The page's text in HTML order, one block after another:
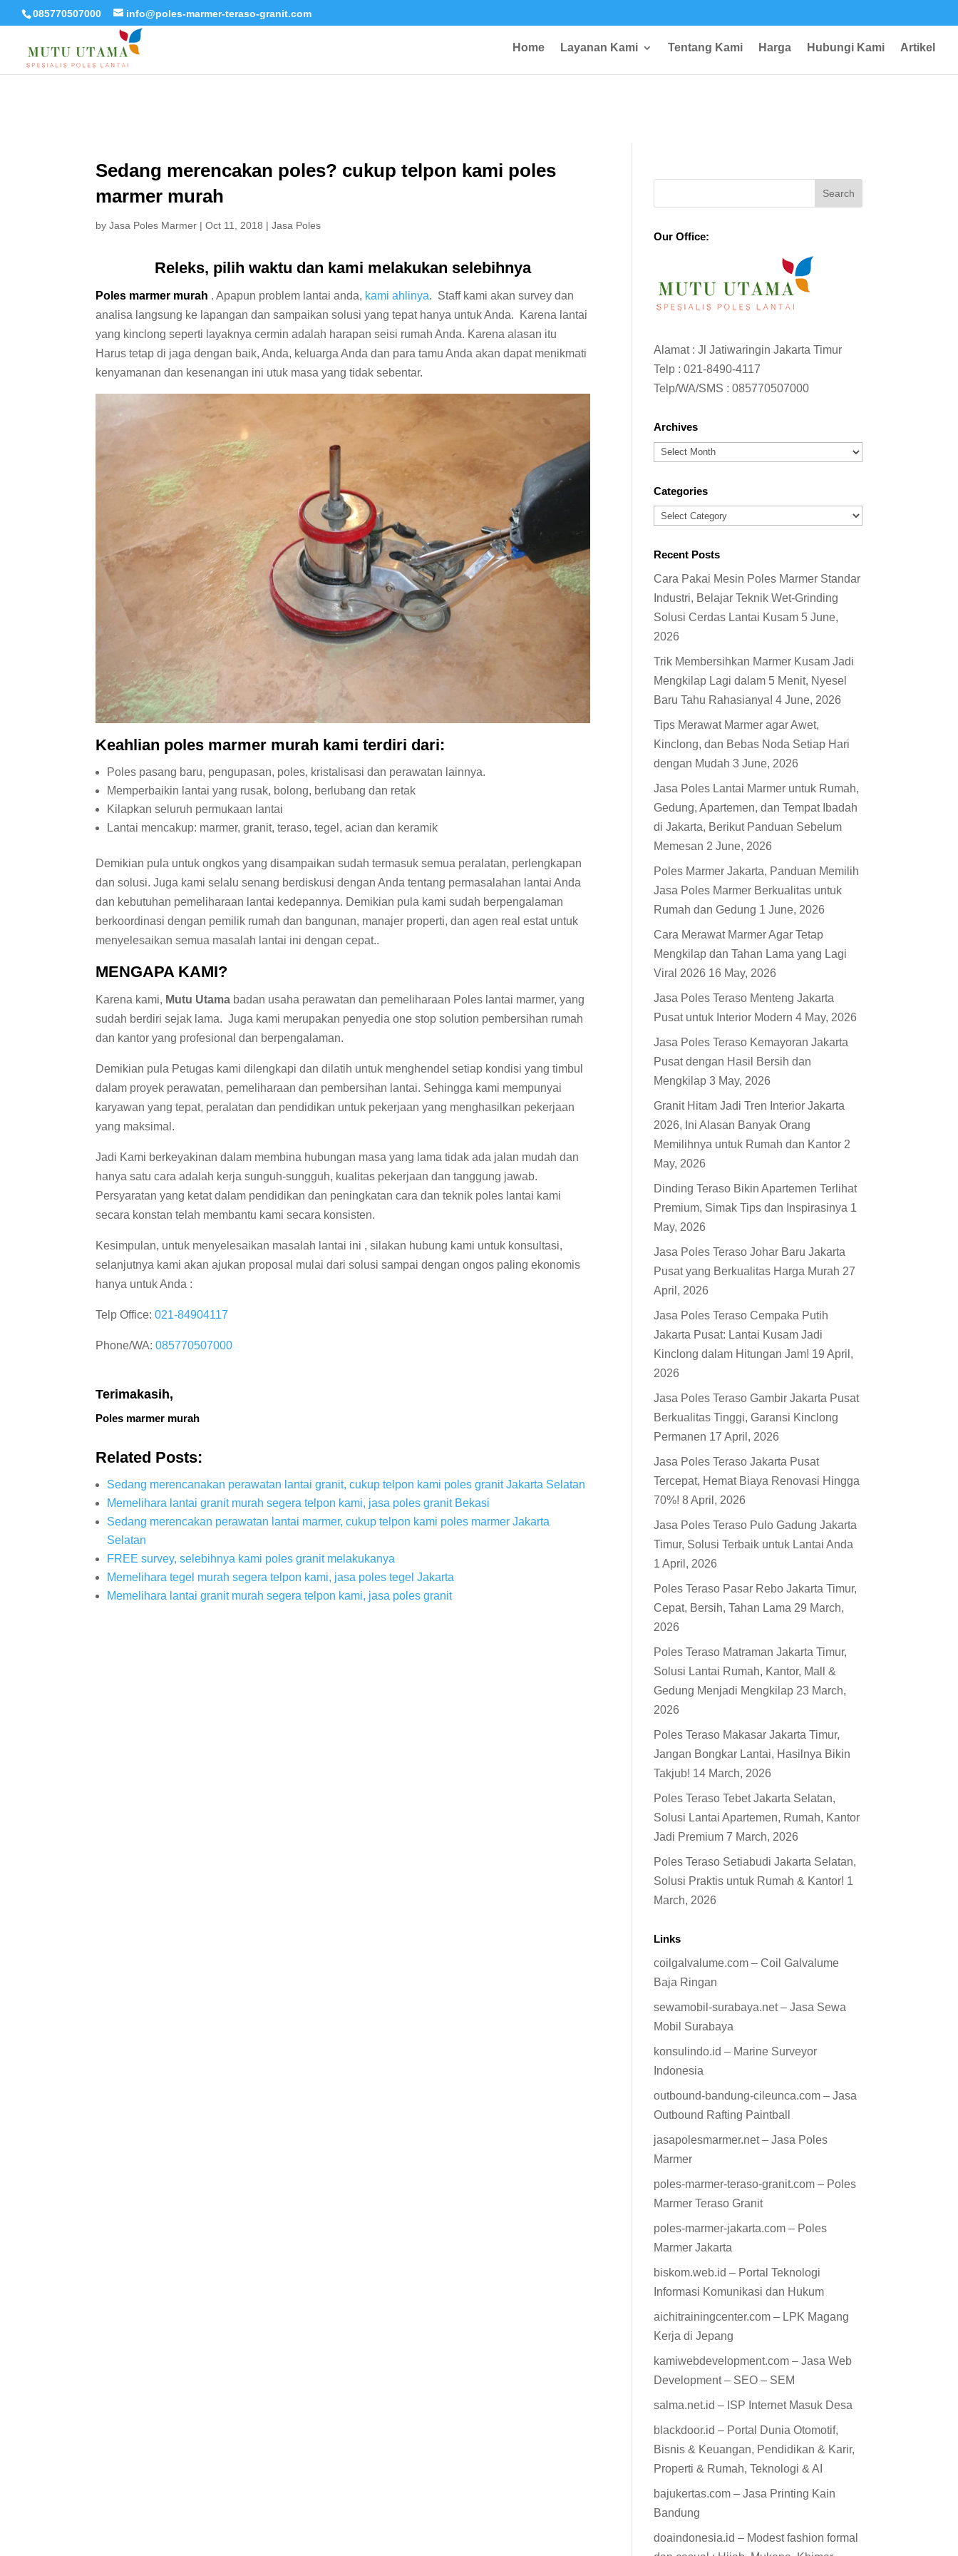
085770507000 info@poles-marmer-teraso-granit.com
Home Layanan Kami Tentang Kami Harga Hubungi Kami Artikel
Sedang merencakan poles? cukup telpon kami poles
marmer murah
byJasa Poles Marmer |Oct 11, 2018 |Jasa Poles
Releks, pilih waktu dan kami melakukan selebihnya
Poles marmer murah . Apapun problem lantai anda, kami ahlinya. Staff kami akan survey dan
analisa langsung ke lapangan dan sampaikan solusi yang tepat hanya untuk Anda. Karena lantai
yang kinclong seperti layaknya cermin adalah harapan seisi rumah Anda. Karena alasan itu
Harus tetap di jaga dengan baik, Anda, keluarga Anda dan para tamu Anda akan dapat menikmati
kenyamanan dan kesenangan ini utuk masa yang tidak sebentar.
Keahlian poles marmer murah kami terdiri dari:
Poles pasang baru, pengupasan, poles, kristalisasi dan perawatan lainnya.
Memperbaikin lantai yang rusak, bolong, berlubang dan retak
Kilapkan seluruh permukaan lantai
Lantai mencakup: marmer, granit, teraso, tegel, acian dan keramik
Demikian pula untuk ongkos yang disampaikan sudah termasuk semua peralatan, perlengkapan
dan solusi. Juga kami selalu senang berdiskusi dengan Anda tentang permasalahan lantai Anda
dan kebutuhan pemeliharaan lantai kedepannya. Demikian pula kami sudah berpengalaman
berkoordinasi dengan pemilik rumah dan bangunan, manajer properti, dan agen real estat untuk
menyelesaikan semua masalah lantai ini dengan cepat..
MENGAPA KAMI?
Karena kami, Mutu Utama badan usaha perawatan dan pemeliharaan Poles lantai marmer, yang
sudah berdiri sejak lama. Juga kami merupakan penyedia one stop solution pembersihan rumah
dan kantor yang profesional dan berpengalaman.
Demikian pula Petugas kami dilengkapi dan dilatih untuk menghendel setiap kondisi yang timbul
dalam proyek perawatan, pemeliharaan dan pembersihan lantai. Sehingga kami mempunyai
karyawan yang tepat, peralatan dan pendidikan untuk pekerjaan yang menghasilkan pekerjaan
yang maksimal.
Jadi Kami berkeyakinan dalam membina hubungan masa yang lama tidak ada jalan mudah dan
hanya satu cara adalah kerja sunguh-sungguh, kualitas pekerjaan dan tanggung jawab.
Persyaratan yang ketat dalam pendidikan dan peningkatan cara dan teknik poles lantai kami
secara konstan telah membantu kami secara konsisten.
Kesimpulan, untuk menyelesaikan masalah lantai ini , silakan hubung kami untuk konsultasi,
selanjutnya kami akan ajukan proposal mulai dari solusi sampai dengan ongos paling ekonomis
hanya untuk Anda :
Telp Office:021-84904117
Phone/WA:085770507000
Terimakasih,
Poles marmer murah
Related Posts:
Sedang merencanakan perawatan lantai granit, cukup telpon kami poles granit Jakarta Selatan
Memelihara lantai granit murah segera telpon kami, jasa poles granit Bekasi
Sedang merencakan perawatan lantai marmer, cukup telpon kami poles marmer Jakarta
Selatan
FREE survey, selebihnya kami poles granit melakukanya
Memelihara tegel murah segera telpon kami, jasa poles tegel Jakarta
Memelihara lantai granit murah segera telpon kami, jasa poles granit
Our Office:
Alamat : Jl Jatiwaringin Jakarta Timur
Telp :021-8490-4117
Telp/WA/SMS :085770507000
Archives
Archives
Categories
Categories
Recent Posts
Cara Pakai Mesin Poles Marmer Standar
Industri, Belajar Teknik Wet-Grinding
Solusi Cerdas Lantai Kusam 5 June,
2026
Trik Membersihkan Marmer Kusam Jadi
Mengkilap Lagi dalam 5 Menit, Nyesel
Baru Tahu Rahasianya! 4 June, 2026
Tips Merawat Marmer agar Awet,
Kinclong, dan Bebas Noda Setiap Hari
dengan Mudah 3 June, 2026
Jasa Poles Lantai Marmer untuk Rumah,
Gedung, Apartemen, dan Tempat Ibadah
di Jakarta, Berikut Panduan Sebelum
Memesan 2 June, 2026
Poles Marmer Jakarta, Panduan Memilih
Jasa Poles Marmer Berkualitas untuk
Rumah dan Gedung 1 June, 2026
Cara Merawat Marmer Agar Tetap
Mengkilap dan Tahan Lama yang Lagi
Viral 2026 16 May, 2026
Jasa Poles Teraso Menteng Jakarta
Pusat untuk Interior Modern 4 May, 2026
Jasa Poles Teraso Kemayoran Jakarta
Pusat dengan Hasil Bersih dan
Mengkilap 3 May, 2026
Granit Hitam Jadi Tren Interior Jakarta
2026, Ini Alasan Banyak Orang
Memilihnya untuk Rumah dan Kantor 2
May, 2026
Dinding Teraso Bikin Apartemen Terlihat
Premium, Simak Tips dan Inspirasinya 1
May, 2026
Jasa Poles Teraso Johar Baru Jakarta
Pusat yang Berkualitas Harga Murah 27
April, 2026
Jasa Poles Teraso Cempaka Putih
Jakarta Pusat: Lantai Kusam Jadi
Kinclong dalam Hitungan Jam! 19 April,
2026
Jasa Poles Teraso Gambir Jakarta Pusat
Berkualitas Tinggi, Garansi Kinclong
Permanen 17 April, 2026
Jasa Poles Teraso Jakarta Pusat
Tercepat, Hemat Biaya Renovasi Hingga
70%! 8 April, 2026
Jasa Poles Teraso Pulo Gadung Jakarta
Timur, Solusi Terbaik untuk Lantai Anda
1 April, 2026
Poles Teraso Pasar Rebo Jakarta Timur,
Cepat, Bersih, Tahan Lama 29 March,
2026
Poles Teraso Matraman Jakarta Timur,
Solusi Lantai Rumah, Kantor, Mall &
Gedung Menjadi Mengkilap 23 March,
2026
Poles Teraso Makasar Jakarta Timur,
Jangan Bongkar Lantai, Hasilnya Bikin
Takjub! 14 March, 2026
Poles Teraso Tebet Jakarta Selatan,
Solusi Lantai Apartemen, Rumah, Kantor
Jadi Premium 7 March, 2026
Poles Teraso Setiabudi Jakarta Selatan,
Solusi Praktis untuk Rumah & Kantor! 1
March, 2026
Links
coilgalvalume.com – Coil Galvalume
Baja Ringan
sewamobil-surabaya.net – Jasa Sewa
Mobil Surabaya
konsulindo.id – Marine Surveyor
Indonesia
outbound-bandung-cileunca.com – Jasa
Outbound Rafting Paintball
jasapolesmarmer.net – Jasa Poles
Marmer
poles-marmer-teraso-granit.com – Poles
Marmer Teraso Granit
poles-marmer-jakarta.com – Poles
Marmer Jakarta
biskom.web.id – Portal Teknologi
Informasi Komunikasi dan Hukum
aichitrainingcenter.com – LPK Magang
Kerja di Jepang
kamiwebdevelopment.com – Jasa Web
Development – SEO – SEM
salma.net.id – ISP Internet Masuk Desa
blackdoor.id – Portal Dunia Otomotif,
Bisnis & Keuangan, Pendidikan & Karir,
Properti & Rumah, Teknologi & AI
bajukertas.com – Jasa Printing Kain
Bandung
doaindonesia.id – Modest fashion formal